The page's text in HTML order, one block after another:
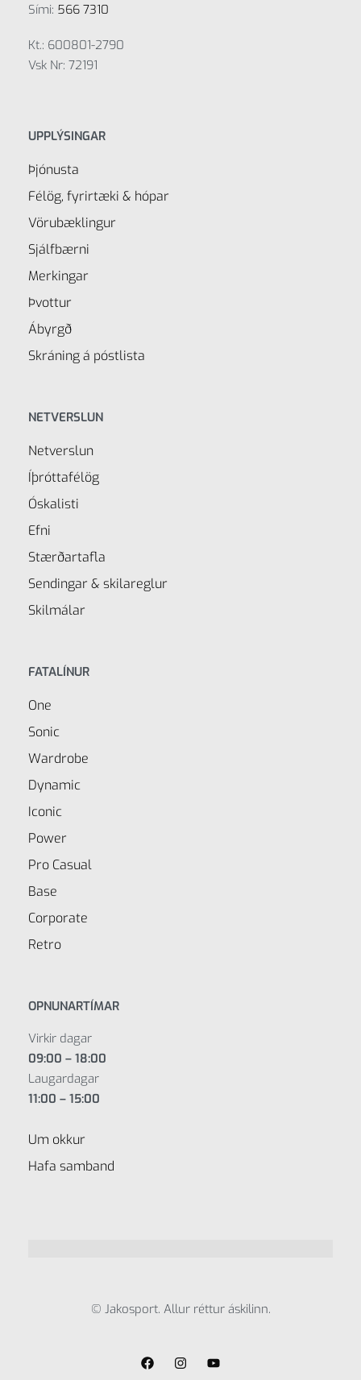
Sími: 566 7310
Kt.: 600801-2790
Vsk Nr: 72191
UPPLÝSINGAR
Þjónusta
Félög, fyrirtæki & hópar
Vörubæklingur
Sjálfbærni
Merkingar
Þvottur
Ábyrgð
Skráning á póstlista
NETVERSLUN
Netverslun
Íþróttafélög
Óskalisti
Efni
Stærðartafla
Sendingar & skilareglur
Skilmálar
FATALÍNUR
One
Sonic
Wardrobe
Dynamic
Iconic
Power
Pro Casual
Base
Corporate
Retro
OPNUNARTÍMAR
Virkir dagar
09:00 – 18:00
Laugardagar
11:00 – 15:00
Um okkur
Hafa samband
© Jakosport. Allur réttur áskilinn.